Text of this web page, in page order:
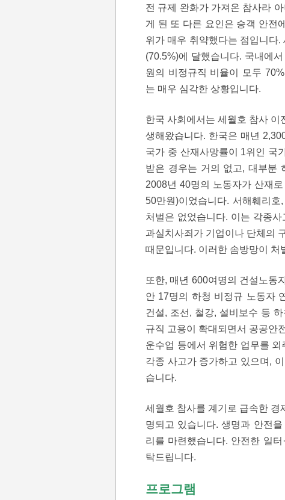
전 규제 완화가 가져온 참사라
게 된 또 다른 요인은 승객 안전
위가 매우 취약했다는 점입니다
(70.5%)에 달했습니다. 국내에
원의 비정규직 비율이 모두
는 매우 심각한 상황입니다.
한국 사회에서는 세월호 참사
생해왔습니다. 한국은 매년
국가 중 산재사망률이 1위인 국
받은 경우는 거의 없고, 대부분
2008년 40명의 노동자가 산재
50만원)이었습니다. 서해훼리
처벌은 없었습니다. 이는 각종
과실치사죄가 기업이나 단체의
때문입니다. 이러한 솜방망이 처
또한, 매년 600여명의 건설노동
안 17명의 하청 비정규 노동자
건설, 조선, 철강, 설비보수 등
규직 고용이 확대되면서 공공안
운수업 등에서 위험한 업무를
각종 사고가 증가하고 있으며,
습니다.
세월호 참사를 계기로 급속한 경
명되고 있습니다. 생명과 안전
리를 마련했습니다. 안전한 일
탁드립니다.
프로그램